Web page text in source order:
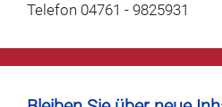
Telefon 04761 - 9825931